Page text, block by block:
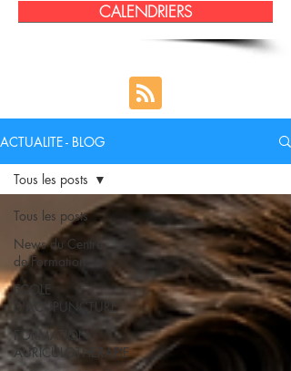
CALENDRIERS
ACTUALITE - BLOG
Tous les posts
News du Centre
de Formation
ECOLE
D'ACUPUNCTURE
FORMATION
AURICULOTHERAPIE
Tous les posts